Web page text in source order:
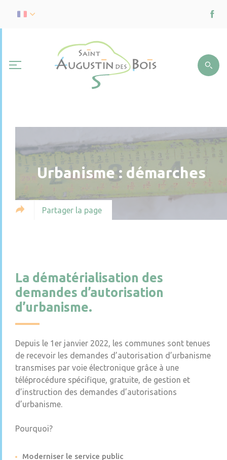
Urbanisme : démarches
Partager la page
La dématérialisation des
demandes d’autorisation
d’urbanisme.
Depuis le 1er janvier 2022, les communes sont tenues
de recevoir les demandes d’autorisation d’urbanisme
transmises par voie électronique grâce à une
téléprocédure spécifique, gratuite, de gestion et
d’instruction des demandes d’autorisations
d’urbanisme.
Pourquoi?
Moderniser le service public